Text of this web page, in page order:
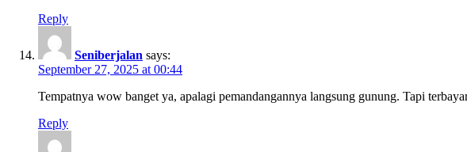
Reply
Seniberjalan says:
September 27, 2025 at 00:44
Tempatnya wow banget ya, apalagi pemandangannya langsung gunung. Tapi
Reply